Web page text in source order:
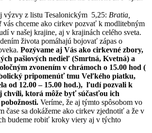
výzvy z listu Tesalonickým 5,25: Bratia,
vás chceme ako cirkev pozvať k modlitebným
v našej krajine, aj v krajinách celého sveta.
života pomáhajú bojovať zápas o
Pozývame aj Vás ako cirkevné zbory,
pašiových nedieľ (Smrtná, Kvetná) a
zvonením v chrámoch o 15.00 hod (
pripomenúť tmu Veľkého piatku,
od 12.00 – 15.00 hod.), ľudí pozvali k
chvíli, ktorá môže byť súčasťou ich
Veríme, že aj týmto spôsobom vo
čase sa dokážeme ako cirkev zjednotiť a že v
budeme robiť kroky viery aj v týchto